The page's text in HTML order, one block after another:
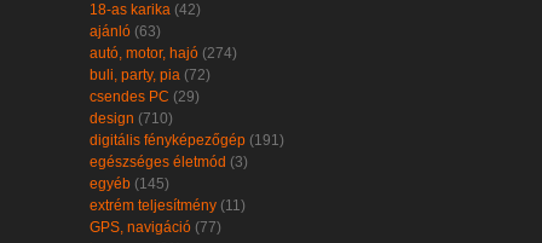
18-as karika (42)
ajánló (63)
autó, motor, hajó (274)
buli, party, pia (72)
csendes PC (29)
design (710)
digitális fényképezőgép (191)
egészséges életmód (3)
egyéb (145)
extrém teljesítmény (11)
GPS, navigáció (77)